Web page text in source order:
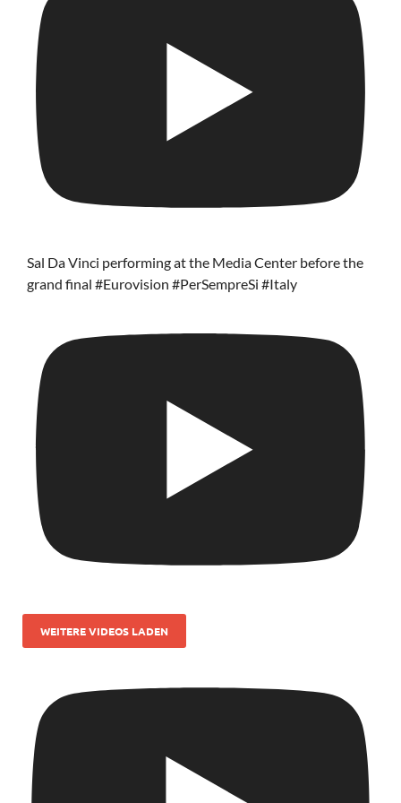
Sal Da Vinci performing at the Media Center before the
grand final #Eurovision #PerSempreSi #Italy
WEITERE VIDEOS LADEN